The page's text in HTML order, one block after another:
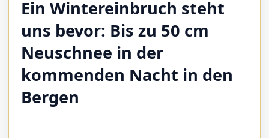
Ein Wintereinbruch steht
uns bevor: Bis zu 50 cm
Neuschnee in der
kommenden Nacht in den
Bergen